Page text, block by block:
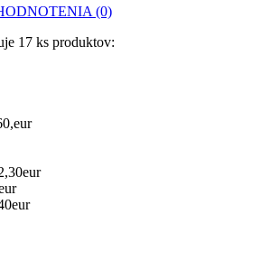
(0)
17 ks produktov: